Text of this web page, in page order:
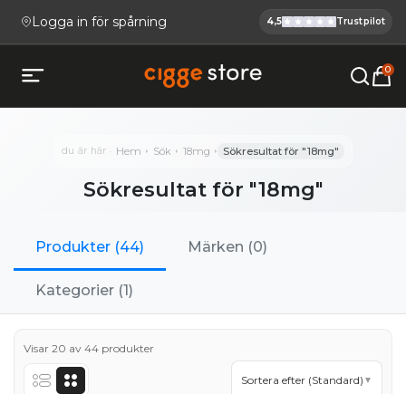
Logga in för spårning
Cigge.se
4,5 Trustpilot
Öppna mobilmeny
Köp E-cigg, E-juice, Snus &
0
du är här Hem Sök 18mg Sökresultat för "18mg"
Sökresultat för "18mg"
Produkter (44) Märken (0)
Kategorier (1)
Visar 20 av 44 produkter
Sortera efter (Standard) ▼